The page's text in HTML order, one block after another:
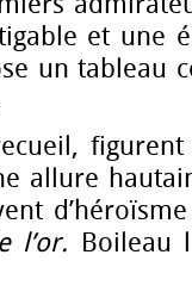
et une
un tableau
figurent
allure
l’or. Boileau